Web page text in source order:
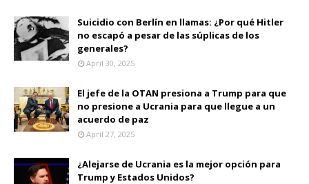
Suicidio con Berlín en llamas: ¿Por qué Hitler
no escapó a pesar de las súplicas de los
generales?
April 30, 2025
El jefe de la OTAN presiona a Trump para que
no presione a Ucrania para que llegue a un
acuerdo de paz
April 27, 2025
¿Alejarse de Ucrania es la mejor opción para
Trump y Estados Unidos?